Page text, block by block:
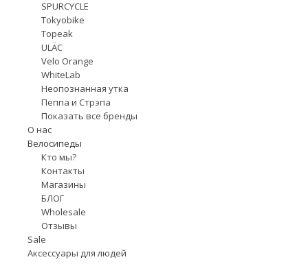
SPURCYCLE
Tokyobike
Topeak
ULÄC
Velo Orange
WhiteLab
Неопознанная утка
Пеппа и Стрэпа
Показать все бренды
О нас
Велосипеды
Кто мы?
Контакты
Магазины
БЛОГ
Wholesale
Отзывы
Sale
Аксессуары для людей